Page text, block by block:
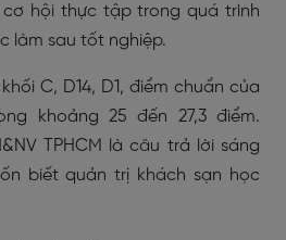
cơ hội thực tập trong quá trình
làm sau tốt nghiệp.
C, D14, D1, điểm chuẩn của
khoảng 25 đến 27,3 điểm.
TPHCM là câu trả lời sáng
biết quản trị khách sạn học